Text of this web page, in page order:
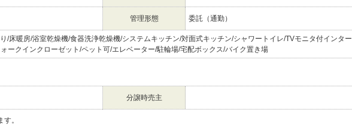
管理形態 委託（通勤）
/床暖房/浴室乾燥機/食器洗浄乾燥機/システムキッチン/対面式キッチン/シャワートイレ/TVモニタ付インター
ークインクローゼット/ペット可/エレベーター/駐輪場/宅配ボックス/バイク置き場
分譲時売主
。